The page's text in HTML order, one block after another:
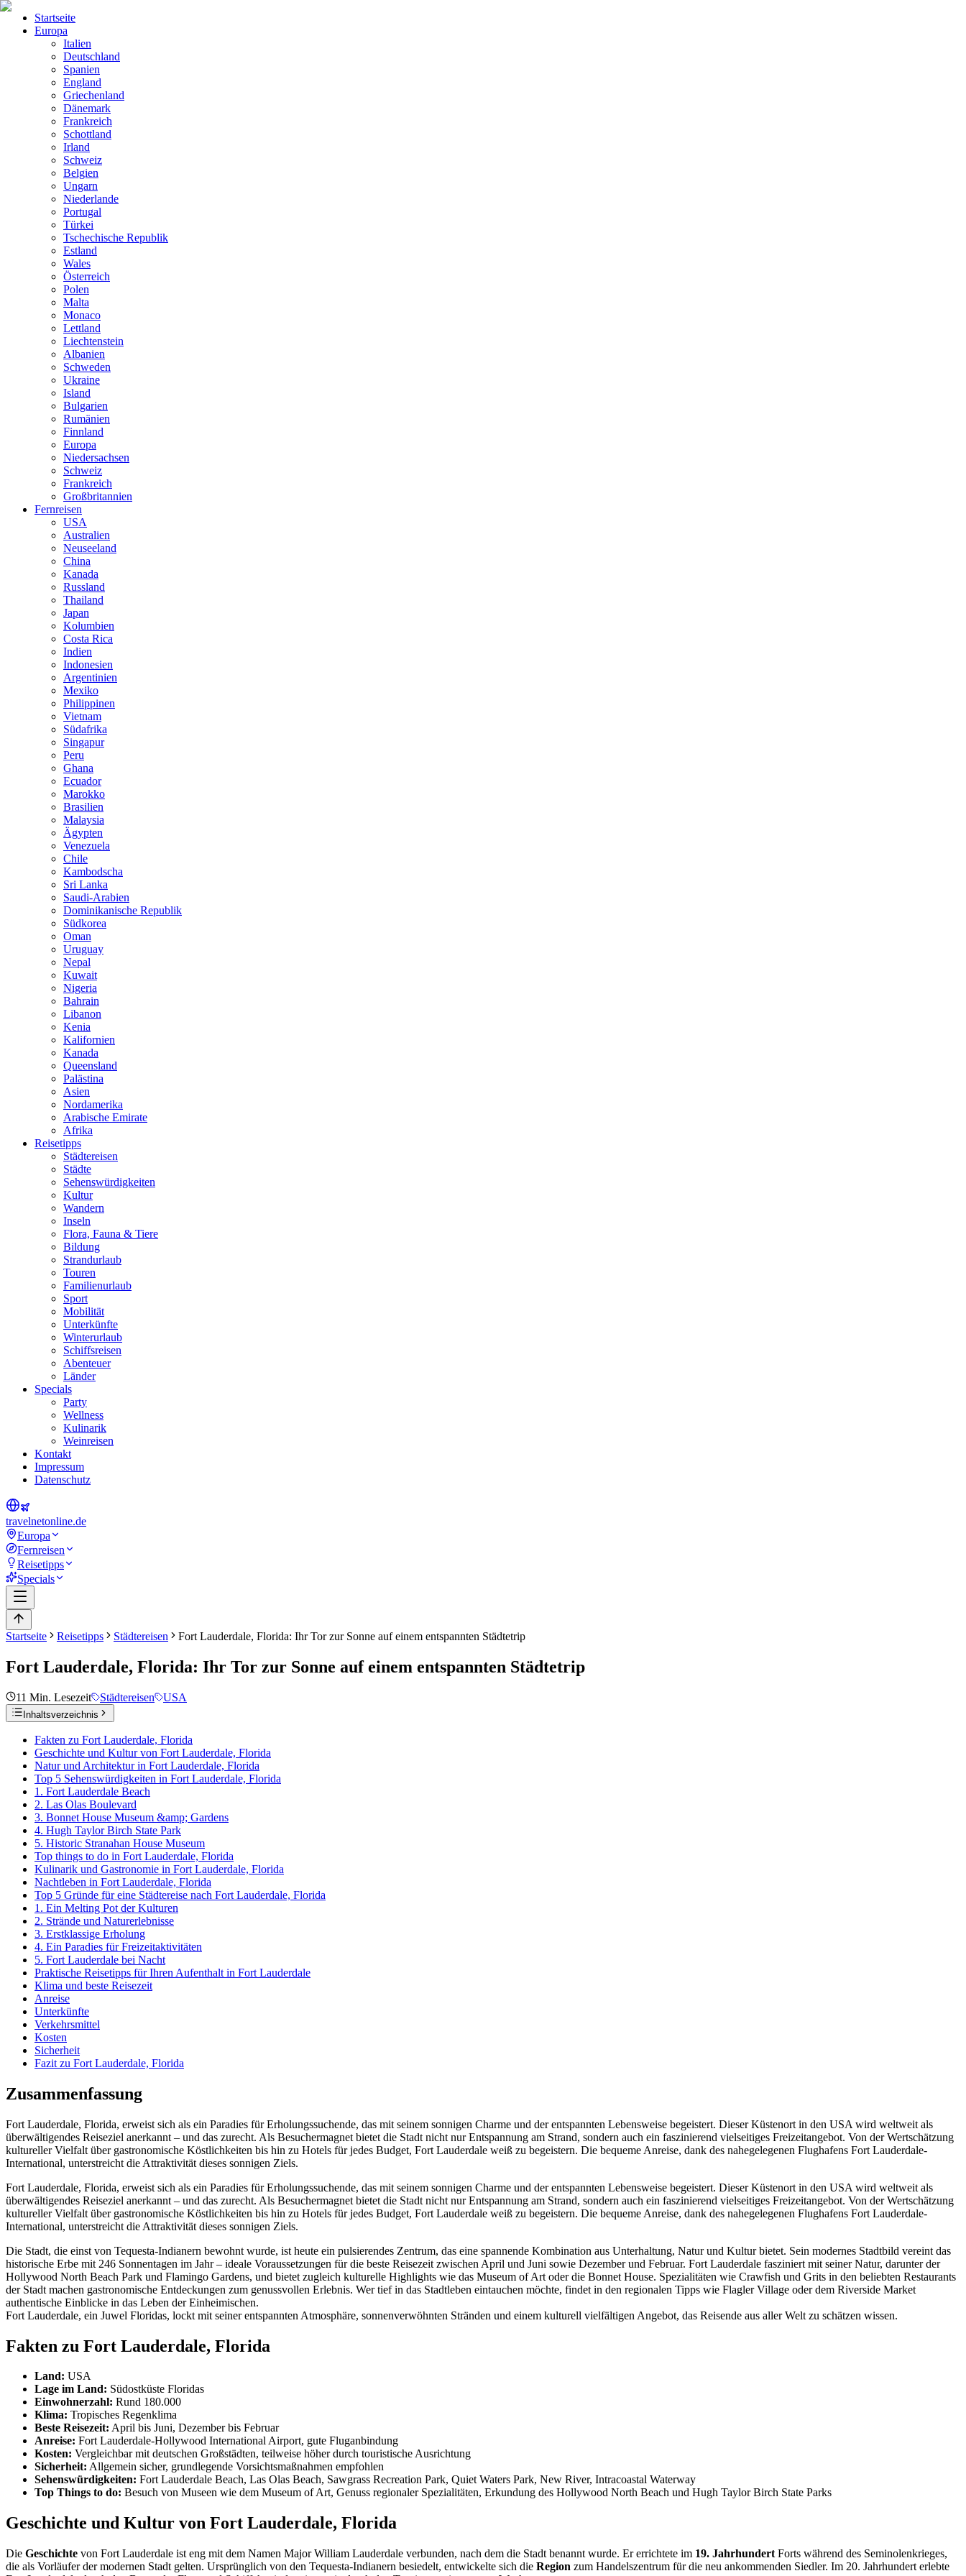
Startseite
Europa
Italien
Deutschland
Spanien
England
Griechenland
Dänemark
Frankreich
Schottland
Irland
Schweiz
Belgien
Ungarn
Niederlande
Portugal
Türkei
Tschechische Republik
Estland
Wales
Österreich
Polen
Malta
Monaco
Lettland
Liechtenstein
Albanien
Schweden
Ukraine
Island
Bulgarien
Rumänien
Finnland
Europa
Niedersachsen
Schweiz
Frankreich
Großbritannien
Fernreisen
USA
Australien
Neuseeland
China
Kanada
Russland
Thailand
Japan
Kolumbien
Costa Rica
Indien
Indonesien
Argentinien
Mexiko
Philippinen
Vietnam
Südafrika
Singapur
Peru
Ghana
Ecuador
Marokko
Brasilien
Malaysia
Ägypten
Venezuela
Chile
Kambodscha
Sri Lanka
Saudi-Arabien
Dominikanische Republik
Südkorea
Oman
Uruguay
Nepal
Kuwait
Nigeria
Bahrain
Libanon
Kenia
Kalifornien
Kanada
Queensland
Palästina
Asien
Nordamerika
Arabische Emirate
Afrika
Reisetipps
Städtereisen
Städte
Sehenswürdigkeiten
Kultur
Wandern
Inseln
Flora, Fauna & Tiere
Bildung
Strandurlaub
Touren
Familienurlaub
Sport
Mobilität
Unterkünfte
Winterurlaub
Schiffsreisen
Abenteuer
Länder
Specials
Party
Wellness
Kulinarik
Weinreisen
Kontakt
Impressum
Datenschutz
travelnetonline.de
Europa
Fernreisen
Reisetipps
Specials
Startseite Reisetipps Städtereisen Fort Lauderdale, Florida: Ihr Tor zur Sonne auf einem entspannten Städtetrip
Fort Lauderdale, Florida: Ihr Tor zur Sonne auf einem entspannten Städtetrip
11 Min. Lesezeit Städtereisen USA
Inhaltsverzeichnis
Fakten zu Fort Lauderdale, Florida
Geschichte und Kultur von Fort Lauderdale, Florida
Natur und Architektur in Fort Lauderdale, Florida
Top 5 Sehenswürdigkeiten in Fort Lauderdale, Florida
1. Fort Lauderdale Beach
2. Las Olas Boulevard
3. Bonnet House Museum &amp; Gardens
4. Hugh Taylor Birch State Park
5. Historic Stranahan House Museum
Top things to do in Fort Lauderdale, Florida
Kulinarik und Gastronomie in Fort Lauderdale, Florida
Nachtleben in Fort Lauderdale, Florida
Top 5 Gründe für eine Städtereise nach Fort Lauderdale, Florida
1. Ein Melting Pot der Kulturen
2. Strände und Naturerlebnisse
3. Erstklassige Erholung
4. Ein Paradies für Freizeitaktivitäten
5. Fort Lauderdale bei Nacht
Praktische Reisetipps für Ihren Aufenthalt in Fort Lauderdale
Klima und beste Reisezeit
Anreise
Unterkünfte
Verkehrsmittel
Kosten
Sicherheit
Fazit zu Fort Lauderdale, Florida
Zusammenfassung
Fort Lauderdale, Florida, erweist sich als ein Paradies für Erholungssuchende, das mit seinem sonnigen Charme und der entspannten Lebensweise begeistert. Dieser Küstenort in den USA wird weltweit als
überwältigendes Reiseziel anerkannt – und das zurecht. Als Besuchermagnet bietet die Stadt nicht nur Entspannung am Strand, sondern auch ein faszinierend vielseitiges Freizeitangebot. Von der Wertschätzung
kultureller Vielfalt über gastronomische Köstlichkeiten bis hin zu Hotels für jedes Budget, Fort Lauderdale weiß zu begeistern. Die bequeme Anreise, dank des nahegelegenen Flughafens Fort Lauderdale-
International, unterstreicht die Attraktivität dieses sonnigen Ziels.
Fort Lauderdale, Florida, erweist sich als ein Paradies für Erholungssuchende, das mit seinem sonnigen Charme und der entspannten Lebensweise begeistert. Dieser Küstenort in den USA wird weltweit als
überwältigendes Reiseziel anerkannt – und das zurecht. Als Besuchermagnet bietet die Stadt nicht nur Entspannung am Strand, sondern auch ein faszinierend vielseitiges Freizeitangebot. Von der Wertschätzung
kultureller Vielfalt über gastronomische Köstlichkeiten bis hin zu Hotels für jedes Budget, Fort Lauderdale weiß zu begeistern. Die bequeme Anreise, dank des nahegelegenen Flughafens Fort Lauderdale-
International, unterstreicht die Attraktivität dieses sonnigen Ziels.
Die Stadt, die einst von Tequesta-Indianern bewohnt wurde, ist heute ein pulsierendes Zentrum, das eine spannende Kombination aus Unterhaltung, Natur und Kultur bietet. Sein modernes Stadtbild vereint das
historische Erbe mit 246 Sonnentagen im Jahr – ideale Voraussetzungen für die beste Reisezeit zwischen April und Juni sowie Dezember und Februar. Fort Lauderdale fasziniert mit seiner Natur, darunter der
Hollywood North Beach Park und Flamingo Gardens, und bietet zugleich kulturelle Highlights wie das Museum of Art oder die Bonnet House. Spezialitäten wie Crawfish und Grits in den beliebten Restaurants
der Stadt machen gastronomische Entdeckungen zum genussvollen Erlebnis. Wer tief in das Stadtleben eintauchen möchte, findet in den regionalen Tipps wie Flagler Village oder dem Riverside Market
authentische Einblicke in das Leben der Einheimischen.
Fort Lauderdale, ein Juwel Floridas, lockt mit seiner entspannten Atmosphäre, sonnenverwöhnten Stränden und einem kulturell vielfältigen Angebot, das Reisende aus aller Welt zu schätzen wissen.
Fakten zu Fort Lauderdale, Florida
Land: USA
Lage im Land: Südostküste Floridas
Einwohnerzahl: Rund 180.000
Klima: Tropisches Regenklima
Beste Reisezeit: April bis Juni, Dezember bis Februar
Anreise: Fort Lauderdale-Hollywood International Airport, gute Fluganbindung
Kosten: Vergleichbar mit deutschen Großstädten, teilweise höher durch touristische Ausrichtung
Sicherheit: Allgemein sicher, grundlegende Vorsichtsmaßnahmen empfohlen
Sehenswürdigkeiten: Fort Lauderdale Beach, Las Olas Beach, Sawgrass Recreation Park, Quiet Waters Park, New River, Intracoastal Waterway
Top Things to do: Besuch von Museen wie dem Museum of Art, Genuss regionaler Spezialitäten, Erkundung des Hollywood North Beach und Hugh Taylor Birch State Parks
Geschichte und Kultur von Fort Lauderdale, Florida
Die Geschichte von Fort Lauderdale ist eng mit dem Namen Major William Lauderdale verbunden, nach dem die Stadt benannt wurde. Er errichtete im 19. Jahrhundert Forts während des Seminolenkrieges,
die als Vorläufer der modernen Stadt gelten. Ursprünglich von den Tequesta-Indianern besiedelt, entwickelte sich die Region zum Handelszentrum für die neu ankommenden Siedler. Im 20. Jahrhundert erlebte